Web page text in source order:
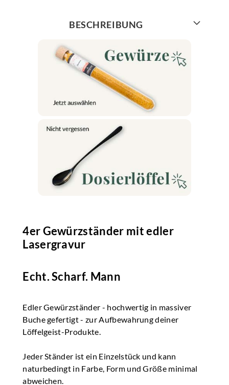
BESCHREIBUNG
4er Gewürzständer mit edler
Lasergravur
Echt. Scharf. Mann
Edler Gewürzständer - hochwertig in massiver
Buche gefertigt - zur Aufbewahrung deiner
Löffelgeist-Produkte.
​Jeder Ständer ist ein Einzelstück und kann
naturbedingt in Farbe, Form und Größe minimal
abweichen.